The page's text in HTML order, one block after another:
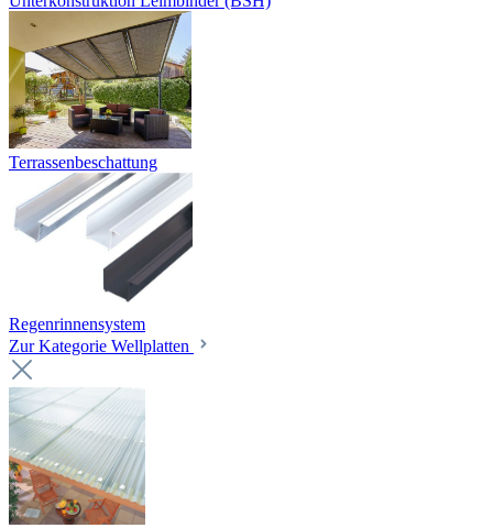
Terrassenbeschattung
Regenrinnensystem
Zur Kategorie Wellplatten